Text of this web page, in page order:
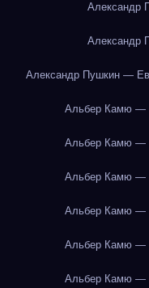
Александр
Александр
Александр Пушкин —
Альбер Камю —
Альбер Камю —
Альбер Камю —
Альбер Камю —
Альбер Камю —
Альбер Камю —